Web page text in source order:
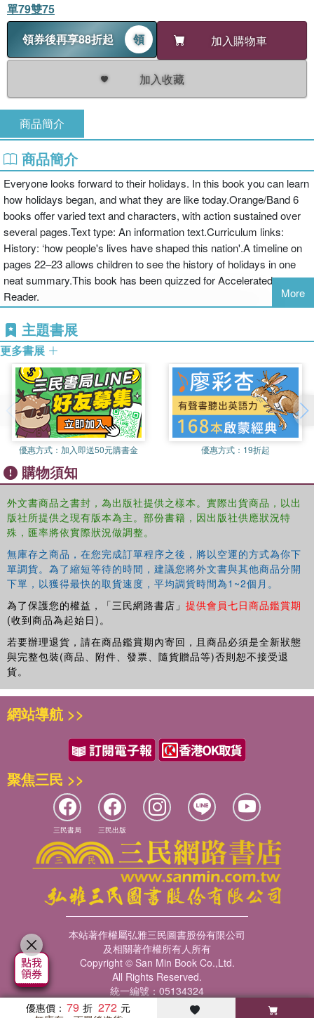
單79雙75
領券後再享88折起
領 加入購物車
加入收藏
商品簡介
商品簡介
Everyone looks forward to their holidays. In this book you can learn
how holidays began, and what they are like today.Orange/Band 6
books offer varied text and characters, with action sustained over
several pages.Text type: An information text.Curriculum links:
History: ‘how people's lives have shaped this nation'.A timeline on
pages 22–23 allows children to see the history of holidays in one
neat summary.This book has been quizzed for Accelerated
Reader.
More
主題書展
更多書展
優惠方式： 加入即送50元購書金 優惠方式： 19折起
購物須知
外文書商品之書封，為出版社提供之樣本。實際出貨商品，以出
版社所提供之現有版本為主。部份書籍，因出版社供應狀況特
殊，匯率將依實際狀況做調整。
無庫存之商品，在您完成訂單程序之後，將以空運的方式為你下
單調貨。為了縮短等待的時間，建議您將外文書與其他商品分開
下單，以獲得最快的取貨速度，平均調貨時間為1~2個月。
為了保護您的權益，「三民網路書店」 提供會員七日商品鑑賞期
(收到商品為起始日)。
若要辦理退貨，請在商品鑑賞期內寄回，且商品必須是全新狀態
與完整包裝(商品、附件、發票、隨貨贈品等)否則恕不接受退
貨。
優惠價： 79 272
網站導航 >>
聚焦三民 >>
三民書局 三民出版
本站著作權屬弘雅三民圖書股份有限公司
及相關著作權所有人所有
Copyright © San Min Book Co.,Ltd.
All Rights Reserved.
統一編號：05134324